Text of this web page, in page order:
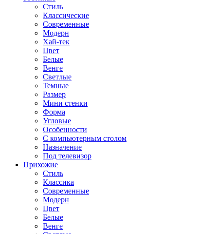
Стиль
Классические
Современные
Модерн
Хай-тек
Цвет
Белые
Венге
Светлые
Темные
Размер
Мини стенки
Форма
Угловые
Особенности
С компьютерным столом
Назначение
Под телевизор
Прихожие
Стиль
Классика
Современные
Модерн
Цвет
Белые
Венге